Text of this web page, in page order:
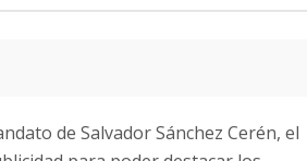
de Salvador Sánchez Cerén, el